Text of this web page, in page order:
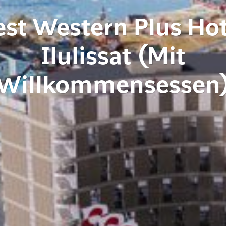
Western Plus
Ilulissat (Mit